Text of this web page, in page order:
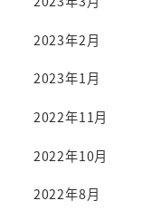
2023年2月
2023年1月
2022年11月
2022年10月
2022年8月